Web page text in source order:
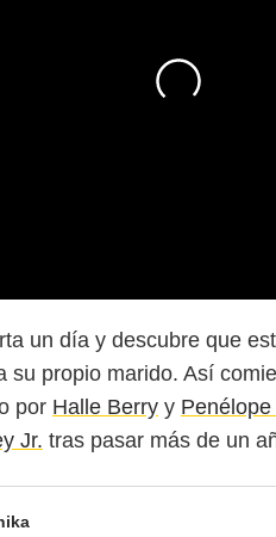
un día y descubre que
su propio marido. Así
por Halle Berry y
Jr. tras pasar más de un